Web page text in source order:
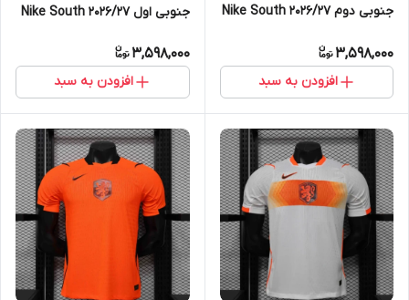
جنوبی دوم ۲۰۲۶/۲۷ Nike South
3,598,000
افزودن به سبد
جنوبی اول ۲۰۲۶/۲۷ Nike South
3,598,000
افزودن به سبد